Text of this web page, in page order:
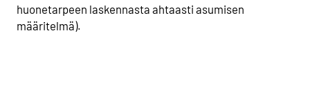
huonetarpeen laskennasta ahtaasti asumisen
määritelmä).